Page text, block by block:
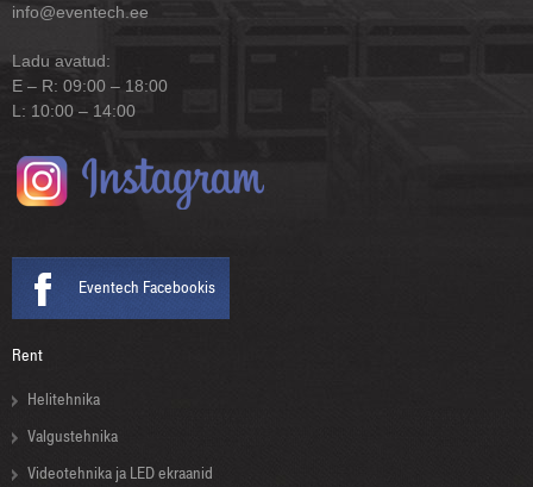
info@eventech.ee
Ladu avatud:
E – R: 09:00 – 18:00
L: 10:00 – 14:00
Eventech Facebookis
Rent
Helitehnika
Valgustehnika
Videotehnika ja LED ekraanid